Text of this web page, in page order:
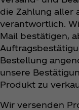
die Zahlung aller
verantwortlich.
Mail bestätigen,
Bestellung
unsere
Produkt zu
Wir versenden